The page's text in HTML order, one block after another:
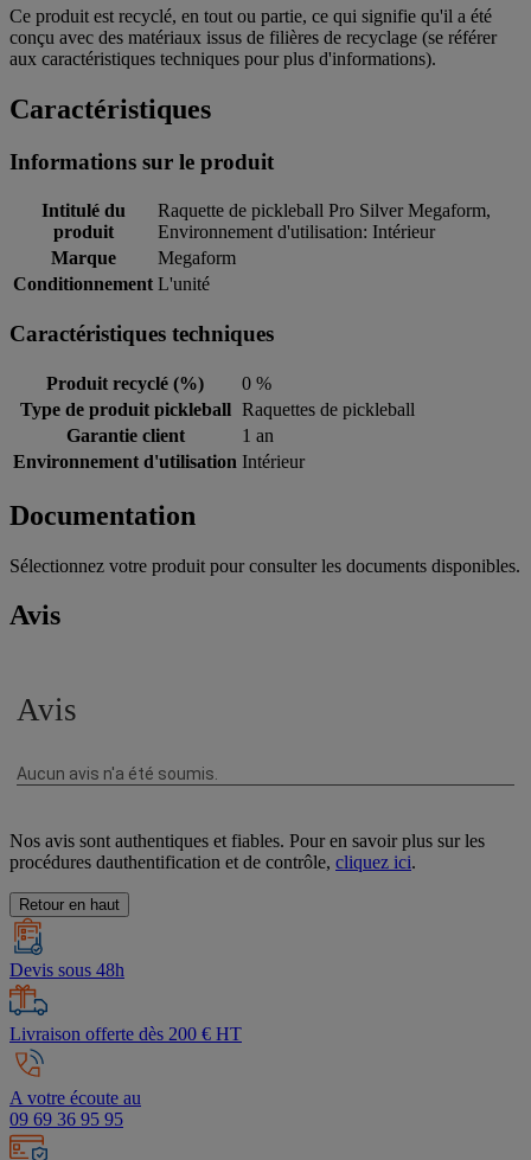
Ce produit est recyclé, en tout ou partie, ce qui signifie qu'il a été
conçu avec des matériaux issus de filières de recyclage (se référer
aux caractéristiques techniques pour plus d'informations).
Caractéristiques
Informations sur le produit
Intitulé du
produit
Raquette de pickleball Pro Silver Megaform,
Environnement d'utilisation: Intérieur
Marque
Megaform
Conditionnement L'unité
Caractéristiques techniques
Produit recyclé (%)
0 %
Type de produit pickleball Raquettes de pickleball
Garantie client
1 an
Environnement d'utilisation Intérieur
Documentation
Sélectionnez votre produit pour consulter les documents disponibles.
Avis
Nos avis sont authentiques et fiables. Pour en savoir plus sur les
procédures dauthentification et de contrôle, cliquez ici.
Retour en haut
Devis sous 48h
Livraison offerte dès 200 € HT
A votre écoute au
09 69 36 95 95